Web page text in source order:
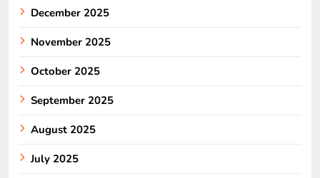
December 2025
November 2025
October 2025
September 2025
August 2025
July 2025